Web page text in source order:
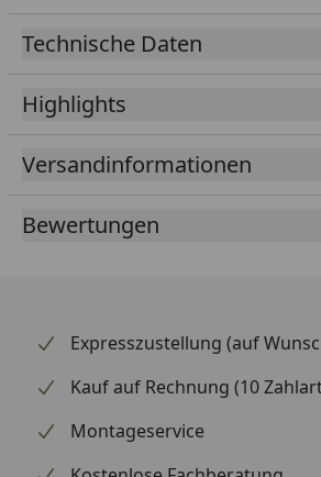
der Dynamo Sicherheit für Ihr
Der Linksanbau ermöglicht
vielen Fahrradmodellen.
Technische Daten
Highlights
Versandinformationen
Bewertungen
Expresszustellung (auf
Kauf auf Rechnung (10
Montageservice